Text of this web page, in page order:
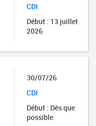
CDI
Début : 13 juillet
2026
30/07/26
CDI
Début : Dès que
possible